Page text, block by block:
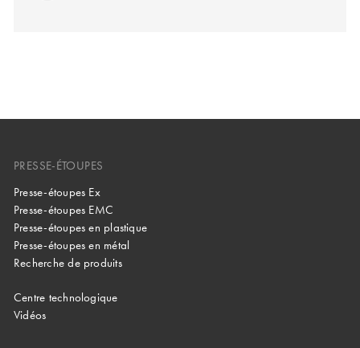
PRESSE-ÉTOUPES
Presse-étoupes Ex
Presse-étoupes EMC
Presse-étoupes en plastique
Presse-étoupes en métal
Recherche de produits
Centre technologique
Vidéos